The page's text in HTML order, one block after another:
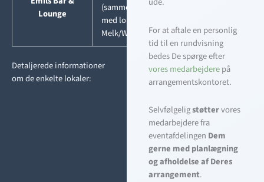
Lounge
(sammen
med lokale
Melk/Werden)
Detaljerede informationer
om de enkelte lokaler:
For at aftale en personlig
tid til en rundvisning
bedes De spørge efter
vores medarbejderepå
arrangementskontoret.
Selvfølgeligstøttervores
medarbejdere fra
eventafdelingen Dem
gerne med planlægning
og afholdelse af Deres
arrangement.